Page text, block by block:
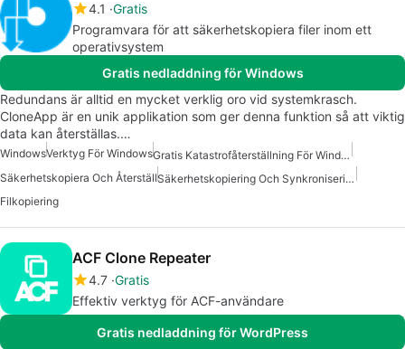
4.1 Gratis
Programvara för att säkerhetskopiera filer inom ett
operativsystem
Gratis nedladdning för Windows
Redundans är alltid en mycket verklig oro vid systemkrasch.
CloneApp är en unik applikation som ger denna funktion så att viktig
data kan återställas.…
WindowsVerktyg För Windows
Gratis Katastrofåterställning För Windows
Säkerhetskopiera Och Återställ
Säkerhetskopiering Och Synkronisering För Windows
Filkopiering
ACF Clone Repeater
4.7 Gratis
Effektiv verktyg för ACF-användare
Gratis nedladdning för WordPress